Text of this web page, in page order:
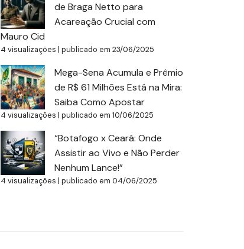
de Braga Netto para
Acareação Crucial com
Mauro Cid
4 visualizações | publicado em 23/06/2025
Mega-Sena Acumula e Prêmio
de R$ 61 Milhões Está na Mira:
Saiba Como Apostar
4 visualizações | publicado em 10/06/2025
“Botafogo x Ceará: Onde
Assistir ao Vivo e Não Perder
Nenhum Lance!”
4 visualizações | publicado em 04/06/2025